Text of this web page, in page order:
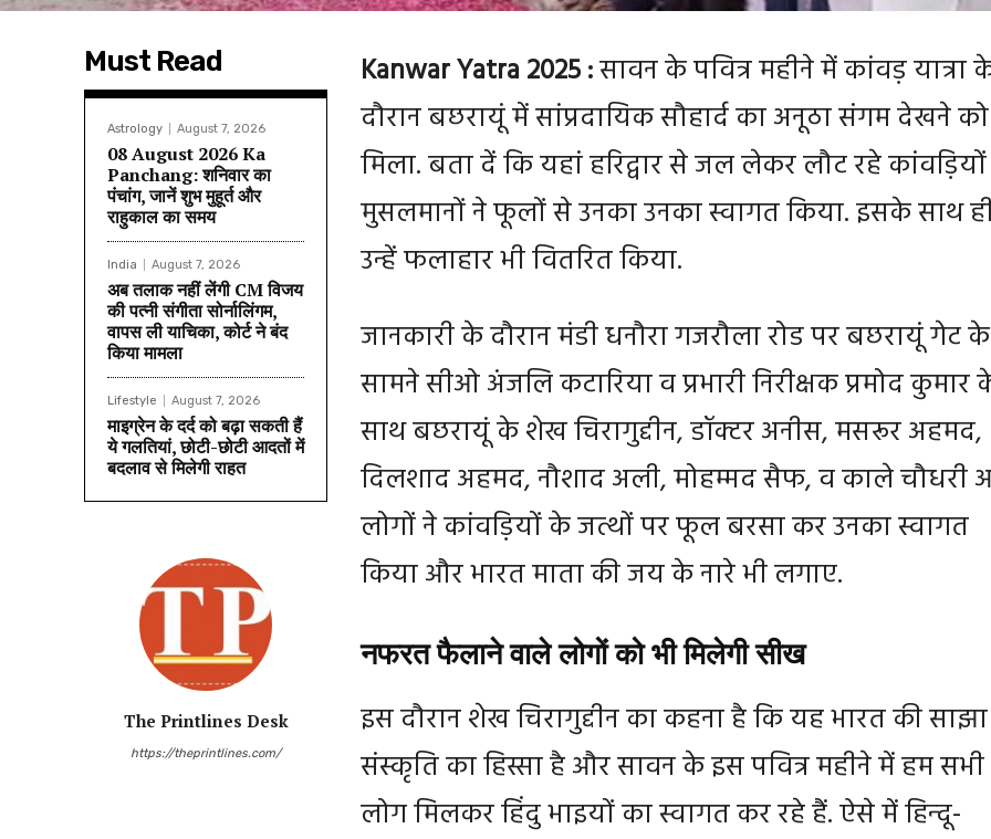
Must Read
Astrology August 7, 2026
08 August 2026 Ka
Panchang: शनिवार का
पंचांग, जानें शुभ मुहूर्त और
राहुकाल का समय
India August 7, 2026
अब तलाक नहीं लेंगी CM विजय
की पत्नी संगीता सोर्नालिंगम,
वापस ली याचिका, कोर्ट ने बंद
किया मामला
Lifestyle August 7, 2026
माइग्रेन के दर्द को बढ़ा सकती हैं
ये गलतियां, छोटी-छोटी आदतों में
बदलाव से मिलेगी राहत
The Printlines Desk
https://theprintlines.com/
Kanwar Yatra 2025:सावन के पवित्र महीने में कांवड़ यात्रा
दौरान बछरायूं में सांप्रदायिक सौहार्द का अनूठा संगम देखने को
मिला. बता दें कि यहां हरिद्वार से जल लेकर लौट रहे
मुसलमानों ने फूलों से उनका उनका स्वागत किया. इसके साथ
उन्हें फलाहार भी वितरित किया.
जानकारी के दौरान मंडी धनौरा गजरौला रोड पर बछरायूं गेट के
सामने सीओ अंजलि कटारिया व प्रभारी निरीक्षक प्रमोद कुमार
साथ बछरायूं के शेख चिरागुद्दीन, डॉक्टर अनीस, मसरूर अहमद,
दिलशाद अहमद, नौशाद अली, मोहम्मद सैफ, व काले चौधरी
लोगों ने कांवड़ियों के जत्थों पर फूल बरसा कर उनका स्वागत
किया और भारत माता की जय के नारे भी लगाए.
नफरत फैलाने वाले लोगों को भी मिलेगी सीख
इस दौरान शेख चिरागुद्दीन का कहना है कि यह भारत की साझा
संस्कृति का हिस्सा है और सावन के इस पवित्र महीने में हम सभी
लोग मिलकर हिंदु भाइयों का स्वागत कर रहे हैं. ऐसे में हिन्‍दू-